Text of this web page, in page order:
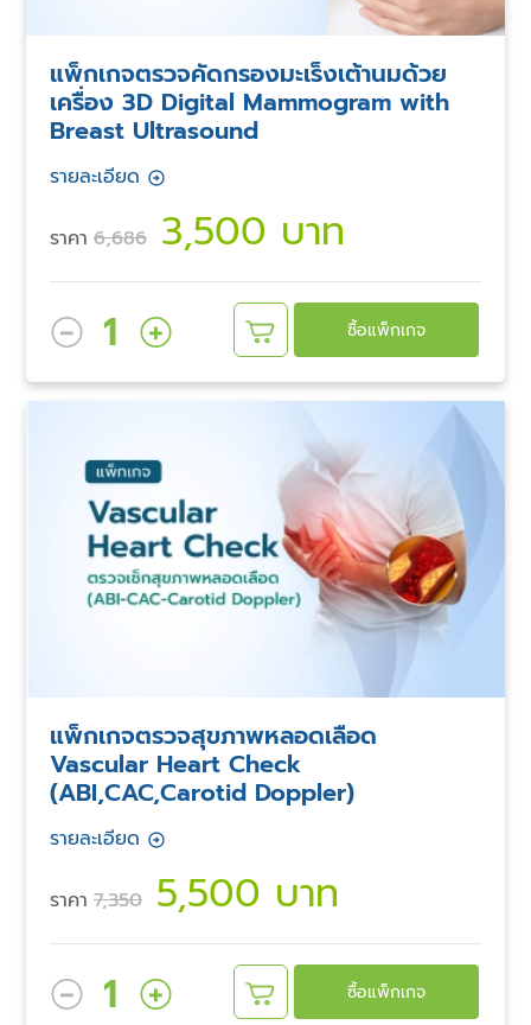
แพ็กเกจตรวจคัดกรองมะเร็งเต้านมด้วย
เครื่อง 3D Digital Mammogram with
Breast Ultrasound
รายละเอียด
ราคา 6,686 3,500 บาท
1
ซื้อแพ็กเกจ
แพ็กเกจตรวจสุขภาพหลอดเลือด
Vascular Heart Check
(ABI,CAC,Carotid Doppler)
รายละเอียด
ราคา 7,350 5,500 บาท
1
ซื้อแพ็กเกจ